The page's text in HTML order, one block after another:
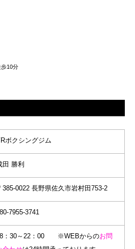
10分
ボクシングジム
田 勝利
385-0022 長野県佐久市岩村田753-2
7955-3741
：30～22：00 ※WEBからのお問